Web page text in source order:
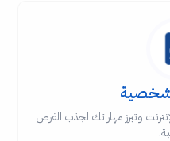
شخصية
وتبرز مهاراتك لجذب الفرص